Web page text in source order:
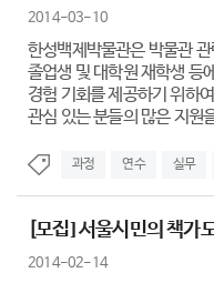
2014-03-10
한성백제박물관은 박물관
졸업생 및 대학원 재학생 등
경험 기회를 제공하기 위하
관심 있는 분들의 많은 지원
과정 연수 실무
[모집] 서울시민의 책가
2014-02-14